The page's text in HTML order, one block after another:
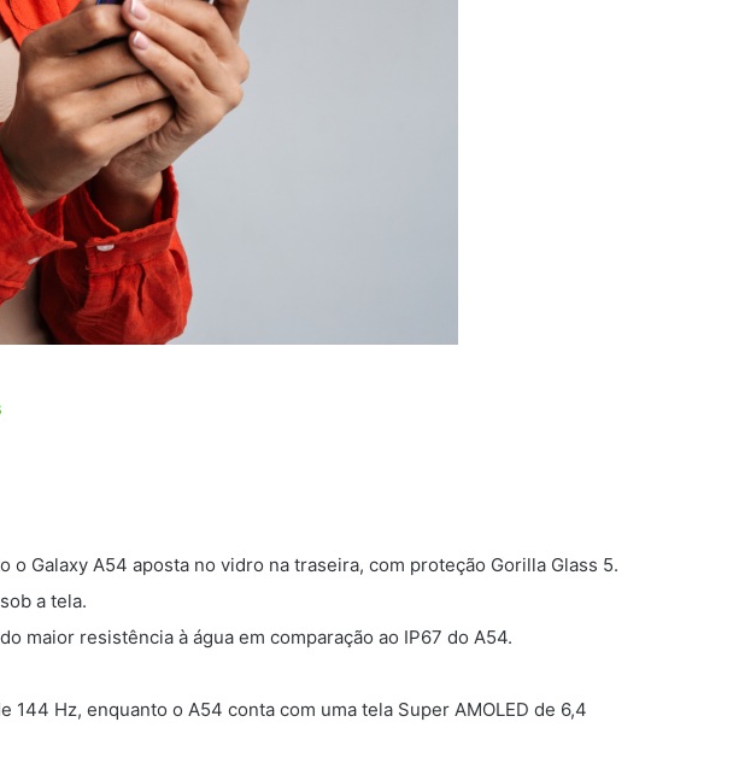
Galaxy A54 aposta no vidro na traseira, com proteção Gorilla Glass 5.
a tela.
maior resistência à água em comparação ao IP67 do A54.
144 Hz, enquanto o A54 conta com uma tela Super AMOLED de 6,4